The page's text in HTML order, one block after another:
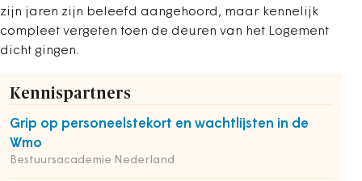
zijn jaren zijn beleefd aangehoord, maar kennelijk
compleet vergeten toen de deuren van het Logement
dicht gingen.
Kennispartners
Grip op personeelstekort en wachtlijsten in de
Wmo
Bestuursacademie Nederland